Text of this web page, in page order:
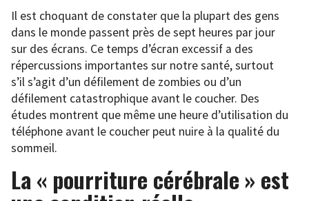
Il est choquant de constater que la plupart des gens
dans le monde passent près de sept heures par jour
sur des écrans. Ce temps d’écran excessif a des
répercussions importantes sur notre santé, surtout
s’il s’agit d’un défilement de zombies ou d’un
défilement catastrophique avant le coucher. Des
études montrent que même une heure d’utilisation du
téléphone avant le coucher peut nuire à la qualité du
sommeil.
La « pourriture cérébrale » est